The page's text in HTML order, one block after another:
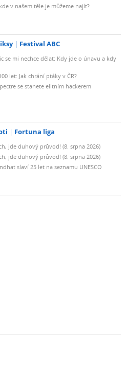
v našem těle je můžeme najít?
Festival ABC
se mi nechce dělat: Kdy jde o únavu a kdy
let: Jak chrání ptáky v ČR?
se stanete elitním hackerem
Fortuna liga
jde duhový průvod! (8. srpna 2026)
jde duhový průvod! (8. srpna 2026)
slaví 25 let na seznamu UNESCO